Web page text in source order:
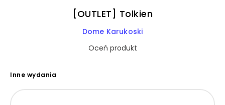
[OUTLET] Tolkien
Dome Karukoski
Oceń produkt
Inne wydania